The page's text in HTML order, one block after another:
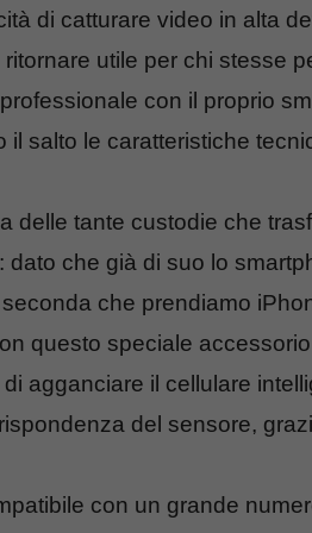
di catturare video in alta
utile per chi stesse
con il proprio
il salto le caratteristiche
delle tante custodie che
: dato che già di suo lo
che prendiamo
questo speciale
agganciare il cellulare
del sensore,
con un grande